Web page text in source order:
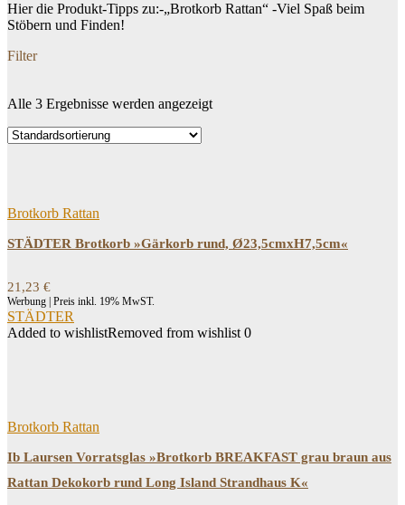
Hier die Produkt-Tipps zu:-„Brotkorb Rattan“ -Viel Spaß beim
Stöbern und Finden!
Filter
Dein Budget
Price filter
Alle 3 Ergebnisse werden angezeigt
Brotkorb Rattan
STÄDTER Brotkorb »Gärkorb rund, Ø23,5cmxH7,5cm«
21,23 €
Werbung | Preis inkl. 19% MwST.
STÄDTER
Added to wishlistRemoved from wishlist 0
Brotkorb Rattan
Ib Laursen Vorratsglas »Brotkorb BREAKFAST grau braun aus
Rattan Dekokorb rund Long Island Strandhaus K«